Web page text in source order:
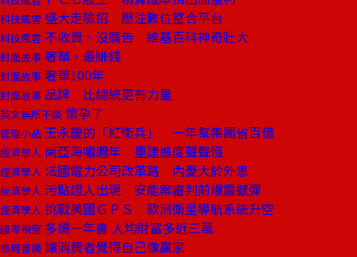
科技風雲 盛大走險招 壓注數位整合平台
科技風雲 不收費、沒廣告 維基百科神奇壯大
封面故事 奢華，最賺錢
封面故事 奢華100年
封面故事 品牌 比總統更有力量
英文無所不談 懷孕了
管理小品 王永慶的「紅衛兵」 一年幫集團省百億
經濟學人 南亞海嘯週年 重建進度聲聲慢
經濟學人 法國電力公司改革路 內憂大於外患
經濟學人 污點證人出現 安能案審判前爆震撼彈
經濟學人 挑戰美國ＧＰＳ 歐洲衛星導航系統升空
國際視窗 多讀一年書 人均財富多近三萬
商周書摘 讓消費者覺得自己像贏家